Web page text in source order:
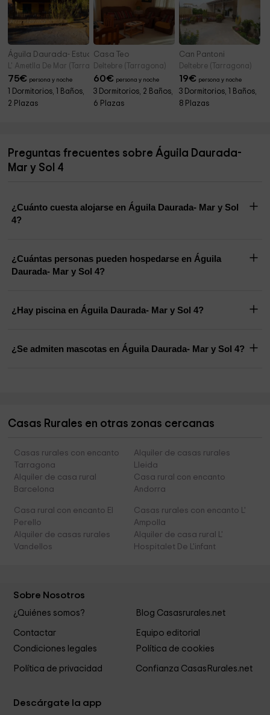
Águila Daurada- Estudio
L' Ametlla De Mar (Tarragona)
75€ persona y noche
1 Dormitorios, 1 Baños,
2 Plazas
Casa Teo
Deltebre (Tarragona)
60€ persona y noche
3 Dormitorios, 2 Baños,
6 Plazas
Can Pantoni
Deltebre (Tarragona)
19€ persona y noche
3 Dormitorios, 1 Baños,
8 Plazas
Preguntas frecuentes sobre Águila Daurada-
Mar y Sol 4
¿Cuánto cuesta alojarse en Águila Daurada- Mar y Sol
4?
¿Cuántas personas pueden hospedarse en Águila
Daurada- Mar y Sol 4?
¿Hay piscina en Águila Daurada- Mar y Sol 4?
¿Se admiten mascotas en Águila Daurada- Mar y Sol 4?
Casas Rurales en otras zonas cercanas
Casas rurales con encanto
Tarragona
Alquiler de casas rurales
Lleida
Alquiler de casa rural
Barcelona
Casa rural con encanto
Andorra
Casa rural con encanto El
Perello
Casas rurales con encanto L'
Ampolla
Alquiler de casas rurales
Vandellos
Alquiler de casa rural L'
Hospitalet De L'infant
Sobre Nosotros
¿Quiénes somos? Blog Casasrurales.net
Contactar
Equipo editorial
Condiciones legales
Política de cookies
Política de privacidad Confianza CasasRurales.net
Descárgate la app